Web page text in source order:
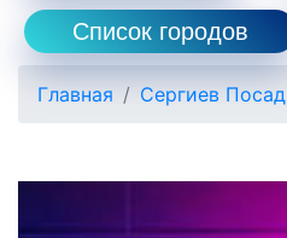
Список городов
Главная Сергиев Посад